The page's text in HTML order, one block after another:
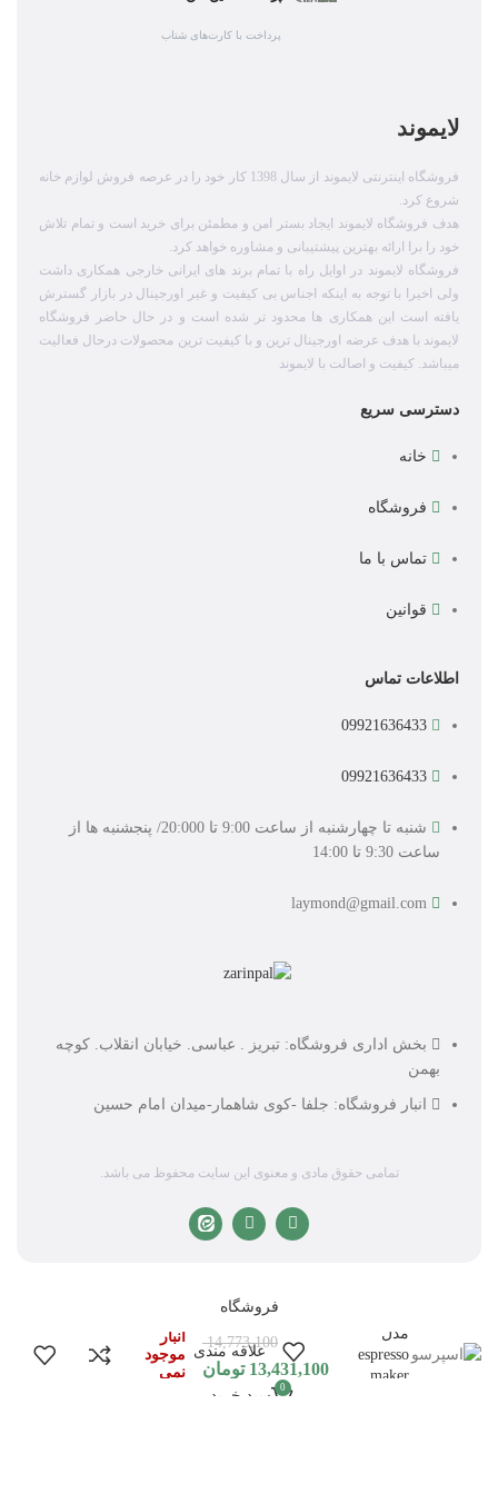
پرداخت با کارت‌های شتاب
لایموند
فروشگاه اینترنتی لایموند از سال 1398 کار خود را در عرصه فروش لوازم خانه
شروع کرد.
هدف فروشگاه لایموند ایجاد بستر امن و مطمئن برای خرید است و تمام تلاش
خود را برا ارائه بهترین پیشتیبانی و مشاوره خواهد کرد.
فروشگاه لایموند در اوایل راه با تمام برند های ایرانی خارجی همکاری داشت
ولی اخیرا با توجه به اینکه اجناس بی کیفیت و غیر اورجینال در بازار گسترش
یافته است این همکاری ها محدود تر شده است و در حال حاضر فروشگاه
لایموند با هدف عرضه اورجینال ترین و با کیفیت ترین محصولات درحال فعالیت
میباشد. کیفیت و اصالت با لایموند
دسترسی سریع
خانه
فروشگاه
تماس با ما
قوانین
اطلاعات تماس
09921636433
09921636433
شنبه تا چهارشنبه از ساعت 9:00 تا 20:000/ پنجشنبه ها از
ساعت 9:30 تا 14:00
laymond@gmail.com
بخش اداری فروشگاه: تبریز . عباسی. خیابان انقلاب. کوچه
بهمن
انبار فروشگاه: جلفا -کوی شاهمار-میدان امام حسین
تمامی حقوق مادی و معنوی این سایت محفوظ می باشد.
مدل
espresso
maker
14,773,100
13,431,100 تومان
انبار
موجود
نمی
فروشگاه
علاقه مندی
0 سبد خرید